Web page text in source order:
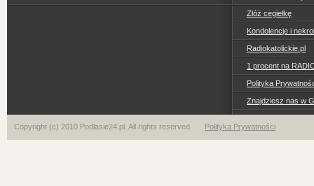
Złóż cegiełkę
Kondolencje i
Radiokatolickie.pl
1 procent na
Polityka
Znajdziesz nas w
Copyright (c) 2010 Podlasie24.pl. All rights reserved Polityka Prywatności